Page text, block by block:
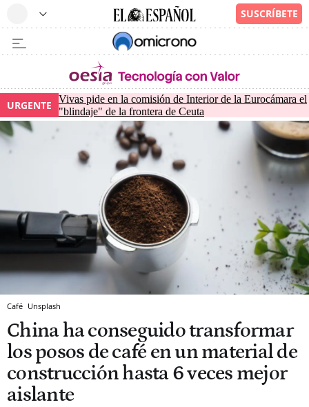
URGENTE
Vivas pide en la comisión de Interior de la Eurocámara el
"blindaje" de la frontera de Ceuta
Café Unsplash
China ha conseguido transformar
los posos de café en un material de
construcción hasta 6 veces mejor
aislante